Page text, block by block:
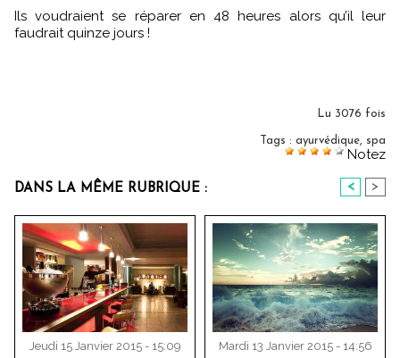
Ils voudraient se réparer en 48 heures alors qu’il leur
faudrait quinze jours !
Lu 3076 fois
Tags : ayurvédique, spa
Notez
DANS LA MÊME RUBRIQUE : < >
Jeudi 15 Janvier 2015 - 15:09
Mardi 13 Janvier 2015 - 14:56